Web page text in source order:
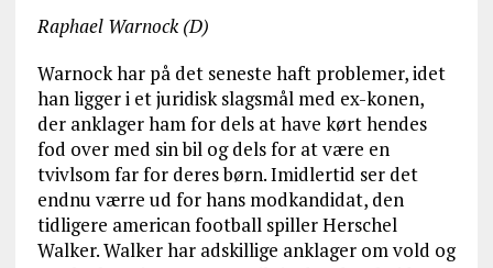
Raphael Warnock (D)
Warnock har på det seneste haft problemer, idet
han ligger i et juridisk slagsmål med ex-konen,
der anklager ham for dels at have kørt hendes
fod over med sin bil og dels for at være en
tvivlsom far for deres børn. Imidlertid ser det
endnu værre ud for hans modkandidat, den
tidligere american football spiller Herschel
Walker. Walker har adskillige anklager om vold og